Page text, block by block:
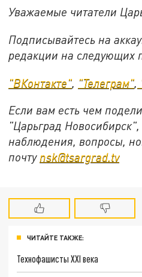
Уважаемые читатели
Подписывайтесь на
редакции на следующих
"ВКонтакте", "Телеграм",
Если вам есть чем
"Царьград
наблюдения, вопросы,
почту nsk@tsargrad.tv
ЧИТАЙТЕ ТАКЖЕ:
Технофашисты XXI века